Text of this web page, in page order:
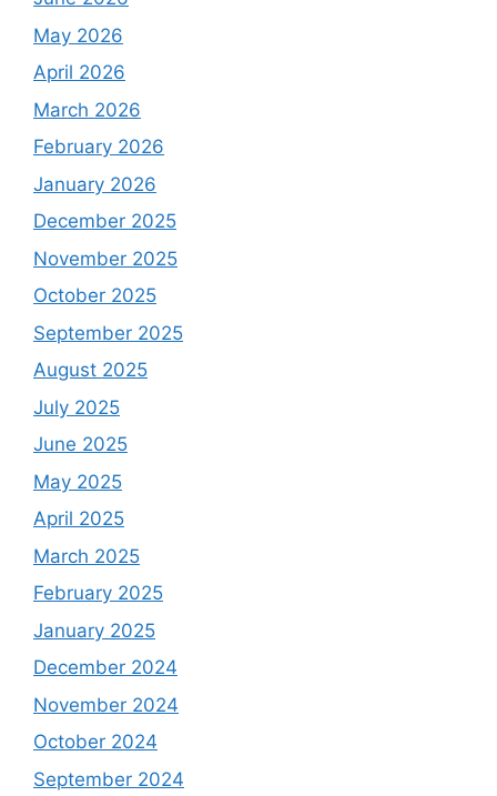
May 2026
April 2026
March 2026
February 2026
January 2026
December 2025
November 2025
October 2025
September 2025
August 2025
July 2025
June 2025
May 2025
April 2025
March 2025
February 2025
January 2025
December 2024
November 2024
October 2024
September 2024